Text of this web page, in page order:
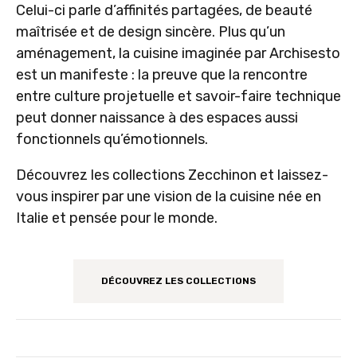
Celui-ci parle d’affinités partagées, de beauté
maîtrisée et de design sincère. Plus qu’un
aménagement, la cuisine imaginée par Archisesto
est un manifeste : la preuve que la rencontre
entre culture projetuelle et savoir-faire technique
peut donner naissance à des espaces aussi
fonctionnels qu’émotionnels.
Découvrez les collections Zecchinon et laissez-
vous inspirer par une vision de la cuisine née en
Italie et pensée pour le monde.
DÉCOUVREZ LES COLLECTIONS